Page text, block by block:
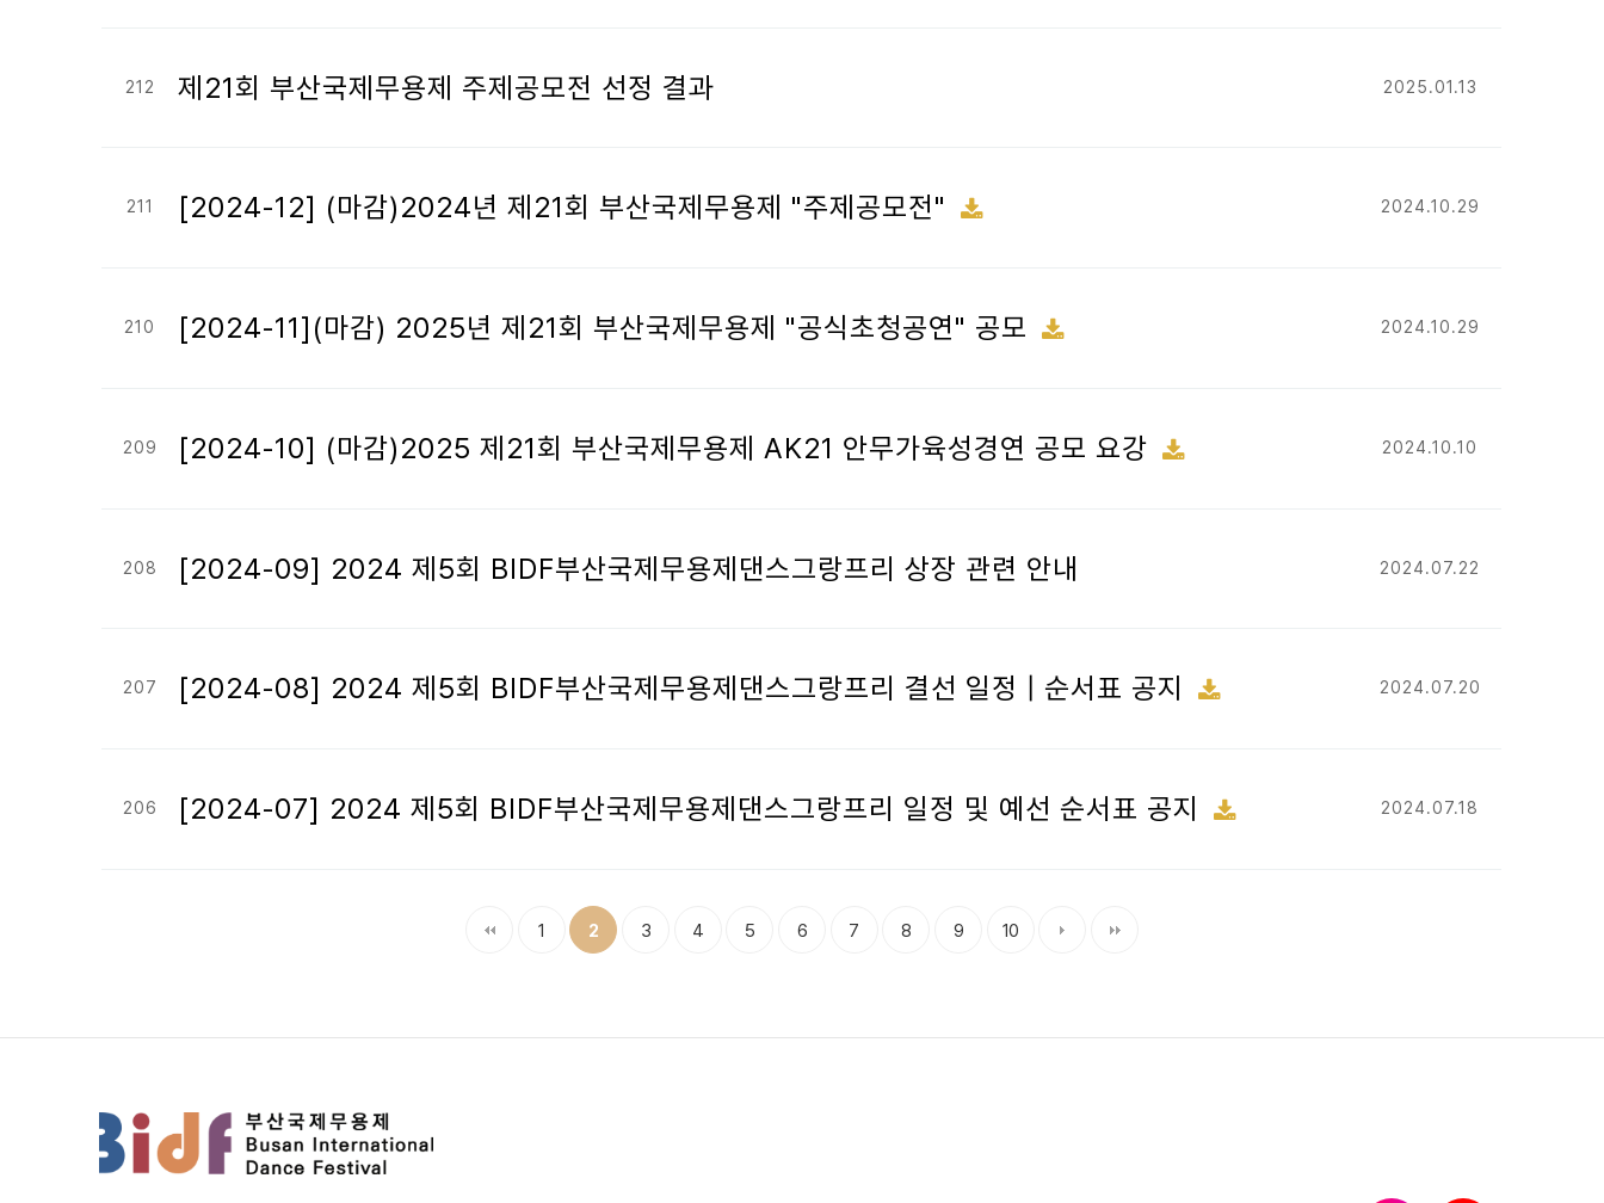
212 제21회 부산국제무용제 주제공모전 선정 결과 2025.01.13
211 [2024-12] (마감)2024년 제21회 부산국제무용제 "주제공모전" 2024.10.29
210 [2024-11](마감) 2025년 제21회 부산국제무용제 "공식초청공연" 공모 2024.10.29
209 [2024-10] (마감)2025 제21회 부산국제무용제 AK21 안무가육성경연 공모 요강 2024.10.10
208 [2024-09] 2024 제5회 BIDF부산국제무용제댄스그랑프리 상장 관련 안내 2024.07.22
207 [2024-08] 2024 제5회 BIDF부산국제무용제댄스그랑프리 결선 일정 | 순서표 공지 2024.07.20
206 [2024-07] 2024 제5회 BIDF부산국제무용제댄스그랑프리 일정 및 예선 순서표 공지 2024.07.18
1 2 3 4 5 6 7 8 9 10